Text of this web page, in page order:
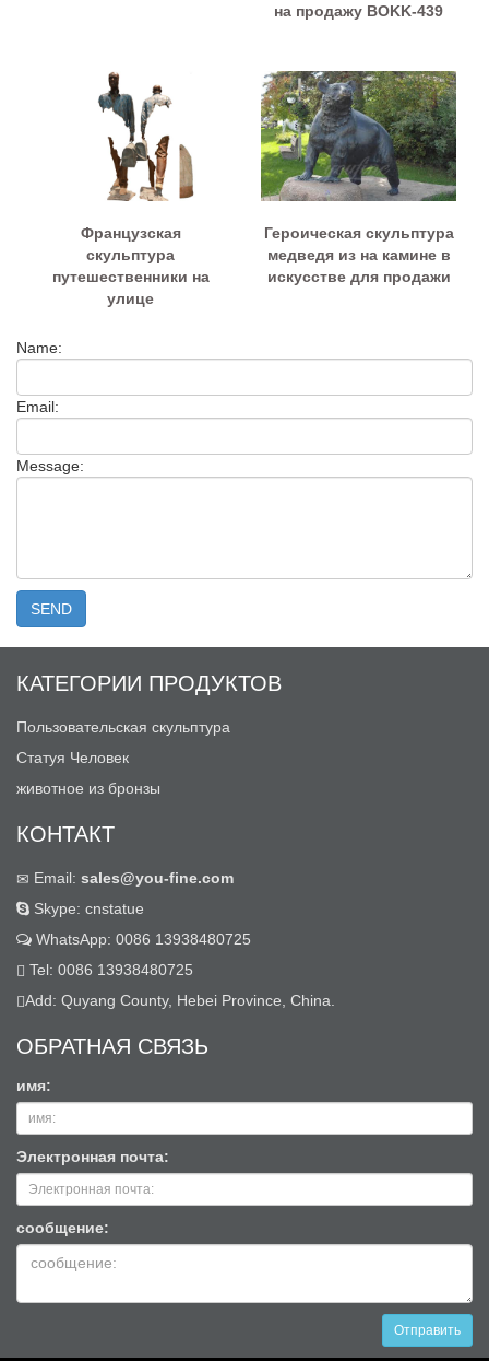
на продажу BOKK-439
Французская
скульптура
путешественники на
улице
Героическая скульптура
медведя из на камине в
искусстве для продажи
Name:
Email:
Message:
КАТЕГОРИИ ПРОДУКТОВ
Пользовательская скульптура
Статуя Человек
животное из бронзы
КОНТАКТ
Email: sales@you-fine.com
Skype: cnstatue
WhatsApp: 0086 13938480725
Tel: 0086 13938480725
Add: Quyang County, Hebei Province, China.
ОБРАТНАЯ СВЯЗЬ
имя:
Электронная почта:
сообщение:
Отправить